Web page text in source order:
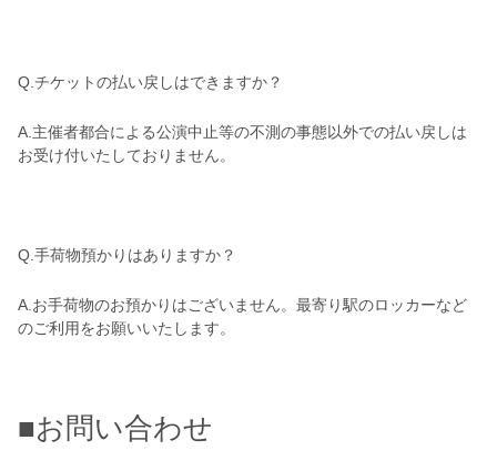
Q.チケットの払い戻しはできますか？
A.主催者都合による公演中止等の不測の事態以外での払い戻しは
お受け付いたしておりません。
Q.手荷物預かりはありますか？
A.お手荷物のお預かりはございません。最寄り駅のロッカーなど
のご利用をお願いいたします。
■お問い合わせ